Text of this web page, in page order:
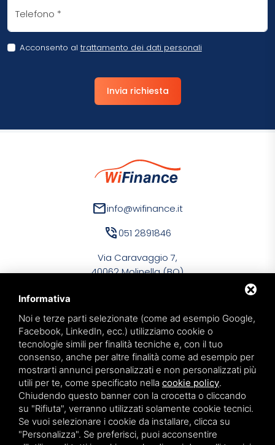
Informativa
Noi e terze parti selezionate (come ad esempio Google,
Facebook, LinkedIn, ecc.) utilizziamo cookie o
tecnologie simili per finalità tecniche e, con il tuo
consenso, anche per altre finalità come ad esempio per
mostrarti annunci personalizzati e non personalizzati più
utili per te, come specificato nella cookie policy.
Chiudendo questo banner con la crocetta o cliccando
su "Rifiuta", verranno utilizzati solamente cookie tecnici.
Se vuoi selezionare i cookie da installare, clicca su
"Personalizza". Se preferisci, puoi acconsentire
Telefono *
Acconsento al trattamento dei dati personali
Invia richiesta
mailinfo@wifinance.it
phone_in_talk051 2891846
Via Caravaggio 7,
40062 Molinella (BO)
WiFinance Srl
PIVA 03134591209
Privacy policy
Sitemap